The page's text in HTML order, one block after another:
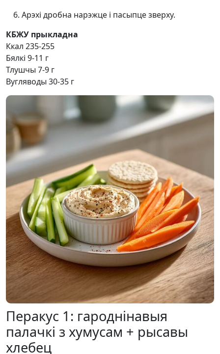
Арэхі дробна нарэжце і пасыпце зверху.
КБЖУ прыкладна
Ккал 235-255
Бялкі 9-11 г
Тлушчы 7-9 г
Вугляводы 30-35 г
Перакус 1: гароднінавыя
палачкі з хумусам + рысавы
хлебец